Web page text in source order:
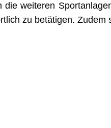
die weiteren
zu betätigen.